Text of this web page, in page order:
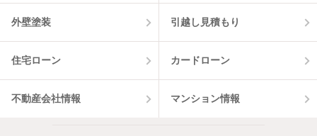
外壁塗装 引越し見積もり
住宅ローン カードローン
不動産会社情報 マンション情報